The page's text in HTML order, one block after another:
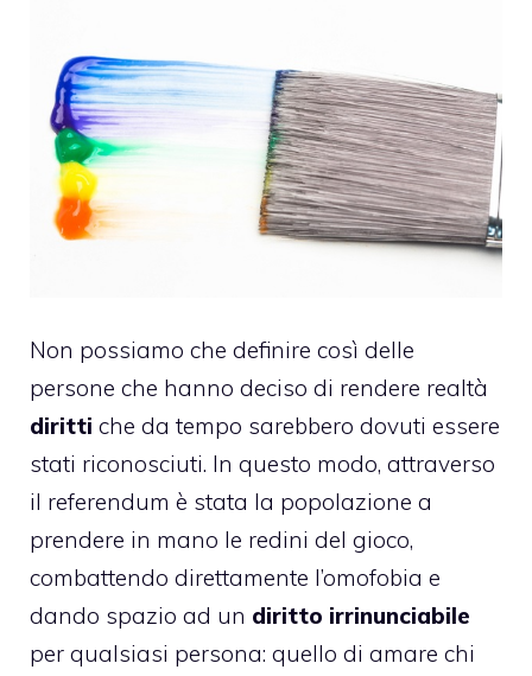
Non possiamo che definire così delle
persone che hanno deciso di rendere realtà
diritti che da tempo sarebbero dovuti essere
stati riconosciuti. In questo modo, attraverso
il referendum è stata la popolazione a
prendere in mano le redini del gioco,
combattendo direttamente l’omofobia e
dando spazio ad un diritto irrinunciabile
per qualsiasi persona: quello di amare chi